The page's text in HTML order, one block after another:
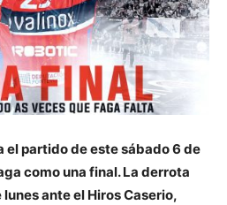
el partido de este sábado 6 de
como una final. La derrota
ante el Hiros Caserio,